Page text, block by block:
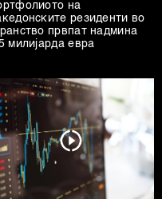
на
резиденти во
првпат надмина
милијарда евра